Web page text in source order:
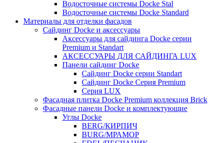
Водосточные системы Docke Stal
Водосточные системы Docke Standard
Материалы для отделки фасадов
Сайдинг Docke и аксессуары
Аксессуары для сайдинга Docke серии
Premium и Standart
АКСЕССУАРЫ ДЛЯ САЙДИНГА LUX
Панели сайдинг Docke
Cайдинг Docke серии Standart
Сайдинг Docke Серия Premium
Серия LUX
Фасадная плитка Docke Premium коллекция Brick
Фасадные панели Docke и комплектующие
Углы Docke
BERG/КИРПИЧ
BURG/МРАМОР